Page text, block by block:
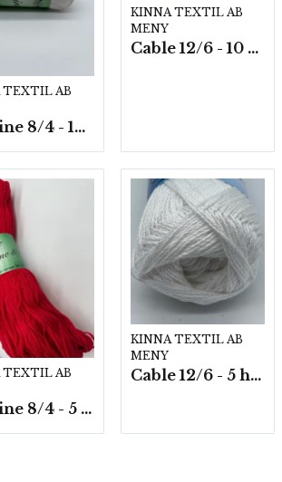
TEXTIL AB
Jasmine 8/4 - 10 nystan a50g./fp.
KINNA TEXTIL AB
MENY
Cable 12/6 - 10 nystan a50g./fp.
TEXTIL AB
Jasmine 8/4 - 5 härvor a200g./fp.
KINNA TEXTIL AB
MENY
Cable 12/6 - 5 härvor a200g./fp.